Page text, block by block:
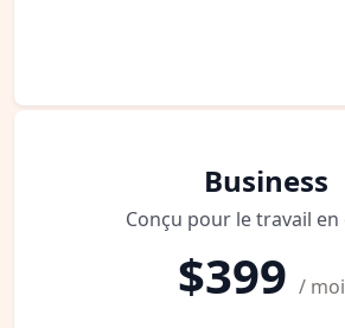
Business
Conçu pour le travail
$399 /